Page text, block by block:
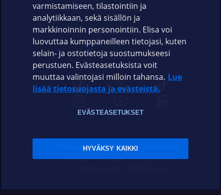
VIANSELVITYS
ASIAKASPALVELU
ELISA.FI
Sopimusehdot Tietosuoja Evästeasetukset
Sääntelyviranomaiset Saavutettavuus
varmistamiseen, tilastointiin ja
analytiikkaan, sekä sisällön ja
markkinoinnin personointiin. Elisa voi
luovuttaa kumppaneilleen tietojasi, kuten
selain- ja ostotietoja suostumukseesi
perustuen. Evästeasetuksista voit
muuttaa valintojasi milloin tahansa. Lue
lisää tietosuojasta ja evästeistä.
EVÄSTEASETUKSET
HYVÄKSY KAIKKI